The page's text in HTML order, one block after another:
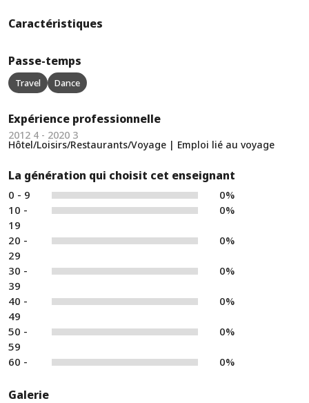
Caractéristiques
Passe-temps
Travel Dance
Expérience professionnelle
2012 4 - 2020 3
Hôtel/Loisirs/Restaurants/Voyage | Emploi lié au voyage
La génération qui choisit cet enseignant
0 - 9
0%
10 -
19
0%
20 -
29
0%
30 -
39
0%
40 -
49
0%
50 -
59
0%
60 - 0%
Galerie